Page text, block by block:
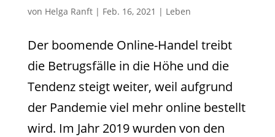
von Helga Ranft| Feb. 16, 2021 | Leben
Der boomende Online-Handel treibt
die Betrugsfälle in die Höhe und die
Tendenz steigt weiter, weil aufgrund
der Pandemie viel mehr online bestellt
wird. Im Jahr 2019 wurden von den